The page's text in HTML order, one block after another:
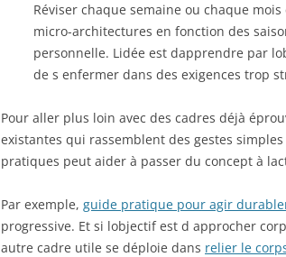
Réviser chaque semaine ou chaque
micro-architectures en fonction des
personnelle. Lidée est dapprendre par
de s enfermer dans des exigences trop
Pour aller plus loin avec des cadres déjà
existantes qui rassemblent des gestes
pratiques peut aider à passer du concept à
Par exemple, guide pratique pour agir
progressive. Et si lobjectif est d approcher
autre cadre utile se déploie dans relier le